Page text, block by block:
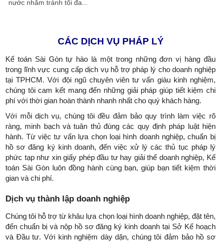
nước nhằm tránh tối đa...
CÁC DỊCH VỤ PHÁP LÝ
Kế toán Sài Gòn tự hào là một trong những đơn vị hàng đầu
trong lĩnh vực cung cấp dịch vụ hỗ trợ pháp lý cho doanh nghiệp
tại TPHCM. Với đội ngũ chuyên viên tư vấn giàu kinh nghiệm,
chúng tôi cam kết mang đến những giải pháp giúp tiết kiệm chi
phí với thời gian hoàn thành nhanh nhất cho quý khách hàng.
Với mỗi dịch vụ, chúng tôi đều đảm bảo quy trình làm việc rõ
ràng, minh bạch và tuân thủ đúng các quy định pháp luật hiện
hành. Từ việc tư vấn lựa chọn loại hình doanh nghiệp, chuẩn bị
hồ sơ đăng ký kinh doanh, đến việc xử lý các thủ tục pháp lý
phức tạp như xin giấy phép đầu tư hay giải thể doanh nghiệp, Kế
toán Sài Gòn luôn đồng hành cùng bạn, giúp bạn tiết kiệm thời
gian và chi phí.
Dịch vụ thành lập doanh nghiệp
Chúng tôi hỗ trợ từ khâu lựa chọn loại hình doanh nghiệp, đặt tên,
đến chuẩn bị và nộp hồ sơ đăng ký kinh doanh tại Sở Kế hoạch
và Đầu tư. Với kinh nghiệm dày dặn, chúng tôi đảm bảo hồ sơ